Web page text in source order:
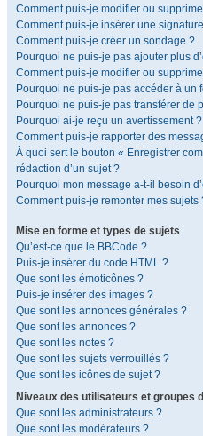
Comment puis-je modifier ou
Comment puis-je insérer une
Comment puis-je créer un sondage ?
Pourquoi ne puis-je pas ajouter plus
Comment puis-je modifier ou
Pourquoi ne puis-je pas accéder à un
Pourquoi ne puis-je pas transférer de
Pourquoi ai-je reçu un avertissement ?
Comment puis-je rapporter des
À quoi sert le bouton « Enregistrer
rédaction d’un sujet ?
Pourquoi mon message a-t-il besoin
Comment puis-je remonter mes sujets
Mise en forme et types de sujets
Qu’est-ce que le BBCode ?
Puis-je insérer du code HTML ?
Que sont les émoticônes ?
Puis-je insérer des images ?
Que sont les annonces générales ?
Que sont les annonces ?
Que sont les notes ?
Que sont les sujets verrouillés ?
Que sont les icônes de sujet ?
Niveaux des utilisateurs et groupes
Que sont les administrateurs ?
Que sont les modérateurs ?